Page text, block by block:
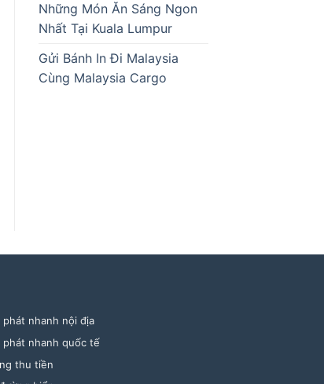
Những Món Ăn Sáng Ngon
Nhất Tại Kuala Lumpur
Gửi Bánh In Đi Malaysia
Cùng Malaysia Cargo
phát nhanh nội địa
phát nhanh quốc tế
thu tiền